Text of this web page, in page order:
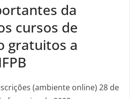
da
cursos de
gratuitos a
(ambiente online) 28 de